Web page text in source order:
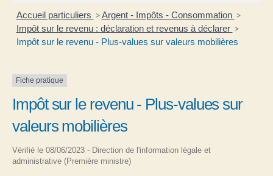
Accueil particuliers > Argent - Impôts - Consommation >
Impôt sur le revenu : déclaration et revenus à déclarer >
Impôt sur le revenu - Plus-values sur valeurs mobilières
Fiche pratique
Impôt sur le revenu - Plus-values sur
valeurs mobilières
Vérifié le 08/06/2023 - Direction de l'information légale et
administrative (Première ministre)